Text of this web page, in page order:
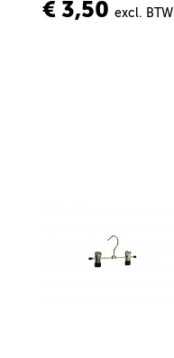
€ 3,50 excl. BTW